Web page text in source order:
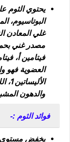
يحتوي الثوم
البوتاسيوم،
غلي المعادن
مصدر غني
العضوية فهو
والدهون
فوائد الثوم :-
يخفض مستوى